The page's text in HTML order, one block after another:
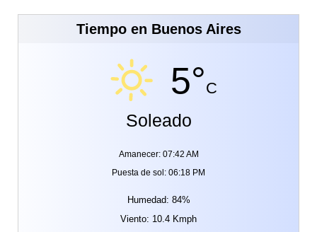
Tiempo en Buenos Aires
5°C
Soleado
Amanecer: 07:42 AM
Puesta de sol: 06:18 PM
Humedad: 84%
Viento: 10.4 Kmph